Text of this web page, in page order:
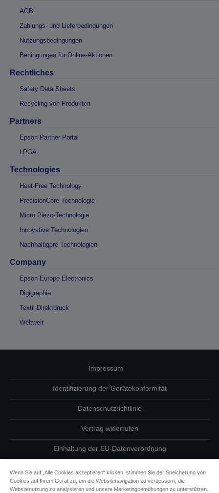
AGB
Zahlungs- und Lieferbedingungen
Nutzungsbedingungen
Bedingungen für Online-Aktionen
Rechtliches
Safety Data Sheets
Recycling von Produkten
Partners
Epson Partner Portal
LPGA
Technologies
Heat-Free Technology
PrecisionCore-Technologie
Micro Piezo-Technologie
Innovative Technologien
Nachhaltigere Technologien
Company
Epson Europe Electronics
Digigraphie
Textil-Direktdruck
Weltweit
Impressum
Identifizierung der Gerätekonformität
Datenschutzrichtlinie
Vertrag widerrufen
Einhaltung der EU-Datenverordnung
Informationen zu Cookies
Wenn Sie auf „Alle Cookies akzeptieren“ klicken, stimmen Sie der Speicherung von
Cookies auf Ihrem Gerät zu, um die Websitenavigation zu verbessern, die
Websitenutzung zu analysieren und unsere Marketingbemühungen zu unterstützen.